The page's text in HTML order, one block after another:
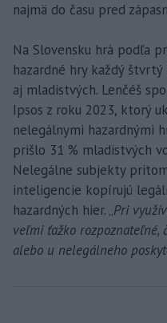
najmä do času pred
Na Slovensku hrá podľa
hazardné hry každý
aj mladistvých. Lenčéš
Ipsos z roku 2023, ktorý
nelegálnymi hazardnými
prišlo 31 % mladistvých
Nelegálne subjekty
inteligencie kopírujú
hazardných hier. „Pri
veľmi ťažko
alebo u nelegálneho